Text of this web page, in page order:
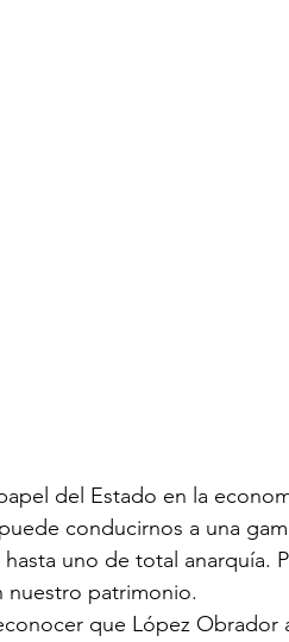
del Estado en la
conducirnos a una
uno de total anarquía.
nuestro patrimonio.
que López Obrador